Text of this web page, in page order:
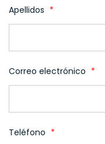
Apellidos *
Correo electrónico *
Teléfono *